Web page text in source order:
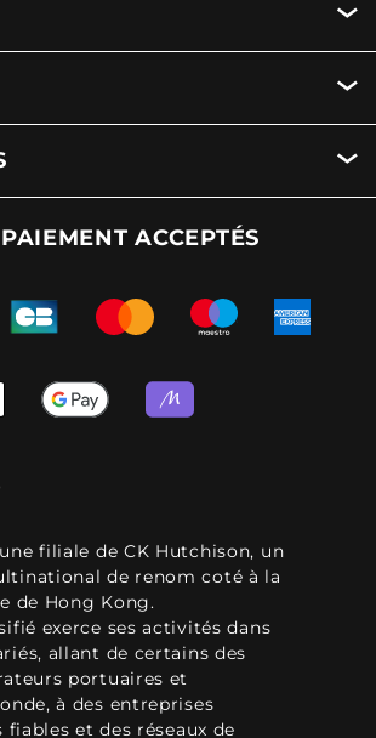
ACCEPTÉS
filiale de CK Hutchison, un
de renom coté à la
de Hong Kong.
exerce ses activités dans
allant de certains des
portuaires et
à des entreprises
et des réseaux de